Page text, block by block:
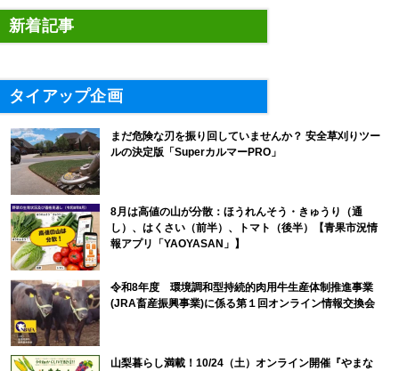
新着記事
タイアップ企画
まだ危険な刃を振り回していませんか？ 安全草刈りツー
ルの決定版「SuperカルマーPRO」
8月は高値の山が分散：ほうれんそう・きゅうり（通
し）、はくさい（前半）、トマト（後半）【青果市況情
報アプリ「YAOYASAN」】
令和8年度 環境調和型持続的肉用牛生産体制推進事業
(JRA畜産振興事業)に係る第１回オンライン情報交換会
山梨暮らし満載！10/24（土）オンライン開催『やまな